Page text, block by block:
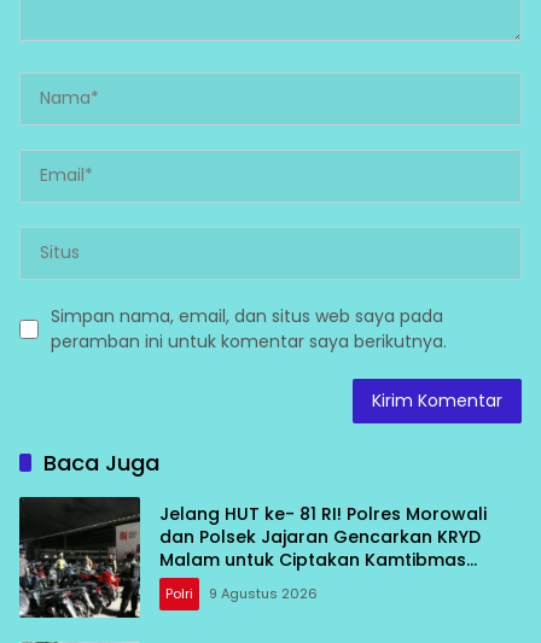
Simpan nama, email, dan situs web saya pada
peramban ini untuk komentar saya berikutnya.
Baca Juga
Jelang HUT ke- 81 RI! Polres Morowali
dan Polsek Jajaran Gencarkan KRYD
Malam untuk Ciptakan Kamtibmas
Kondusif
Polri 9 Agustus 2026